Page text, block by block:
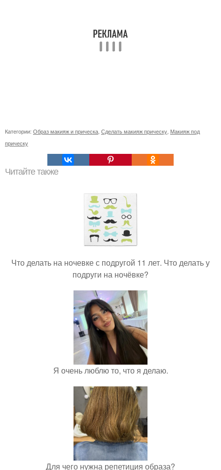
Категории: Образ макияж и прическа Сделать макияж прическу Макияж под
прическу
Читайте также
Что делать на ночевке с подругой 11 лет. Что делать у
подруги на ночёвке?
Я очень люблю то, что я делаю.
Для чего нужна репетиция образа?